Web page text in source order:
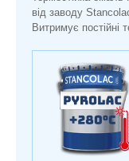
від заводу
Витримує постійні